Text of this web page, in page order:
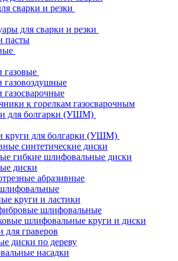
сварки и резки
для сварки и резки
пасты
газовые
газовоздушные
газосварочные
к горелкам газосварочным
для болгарки (УШМ)
круги для болгарки (УШМ)
синтетические диски
гибкие шлифовальные диски
диски
абразивные
круги и ластики
шлифовальные
шлифовальные круги и диски
для граверов
диски по дереву
насадки